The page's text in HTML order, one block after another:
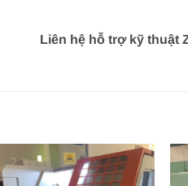
Liên hệ hỗ trợ kỹ thuật